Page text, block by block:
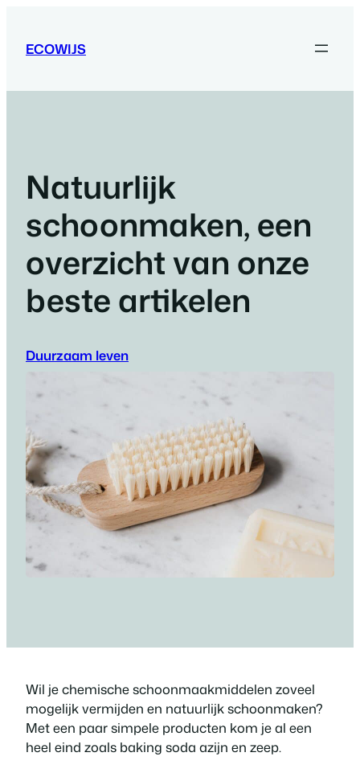
ECOWIJS
Natuurlijk
schoonmaken, een
overzicht van onze
beste artikelen
Duurzaam leven
Wil je chemische schoonmaakmiddelen zoveel
mogelijk vermijden en natuurlijk schoonmaken?
Met een paar simpele producten kom je al een
heel eind zoals baking soda azijn en zeep.